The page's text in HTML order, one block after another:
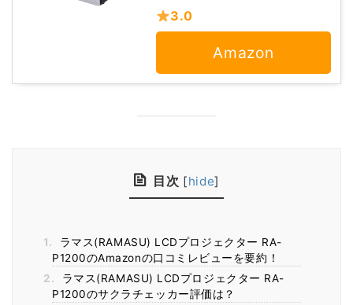
3.0
Amazon
目次 [hide]
1.
ラマス(RAMASU) LCDプロジェクター RA-
P1200のAmazonの口コミレビューを要約！
2.
ラマス(RAMASU) LCDプロジェクター RA-
P1200のサクラチェッカー評価は？